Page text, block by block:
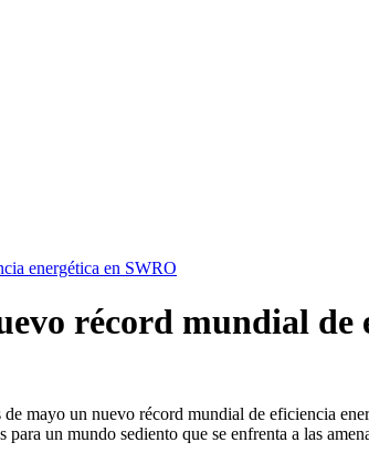
energética en SWRO
récord mundial
un nuevo récord mundial de eficiencia
un mundo sediento que se enfrenta a las